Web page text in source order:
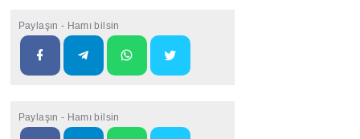
Paylaşın - Hamı bilsin
Paylaşın - Hamı bilsin